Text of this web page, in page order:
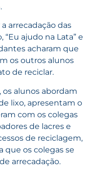
arrecadação das
ajudo na Lata” e
acharam que
os outros alunos
de reciclar.
os alunos abordam
lixo, apresentam o
com os colegas
de lacres e
de reciclagem,
que os colegas se
arrecadação.